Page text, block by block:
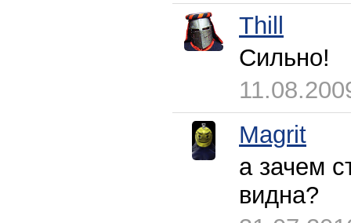
Thill
Сильно!
Magrit
а зачем
видна?